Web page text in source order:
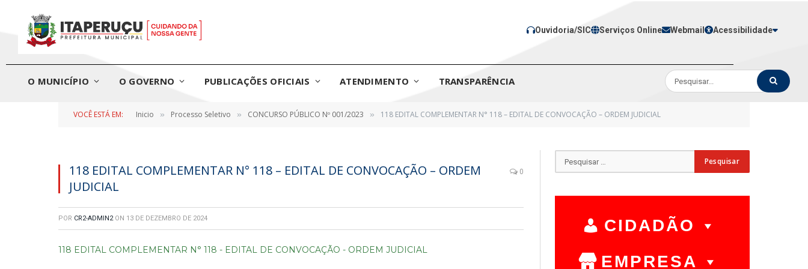
Ouvidoria/SIC Serviços Online Webmail Acessibilidade
O MUNICÍPIO O GOVERNO PUBLICAÇÕES OFICIAIS ATENDIMENTO TRANSPARÊNCIA
VOCÊ ESTÁ EM: Inicio » Processo Seletivo » CONCURSO PÚBLICO Nº 001/2023 » 118 EDITAL COMPLEMENTAR N° 118 – EDITAL DE CONVOCAÇÃO – ORDEM JUDICIAL
118 EDITAL COMPLEMENTAR N° 118 – EDITAL DE CONVOCAÇÃO – ORDEM
JUDICIAL
0
POR CR2-ADMIN2 ON 13 DE DEZEMBRO DE 2024
118 EDITAL COMPLEMENTAR N° 118 - EDITAL DE CONVOCAÇÃO - ORDEM JUDICIAL
CIDADÃO
EMPRESA